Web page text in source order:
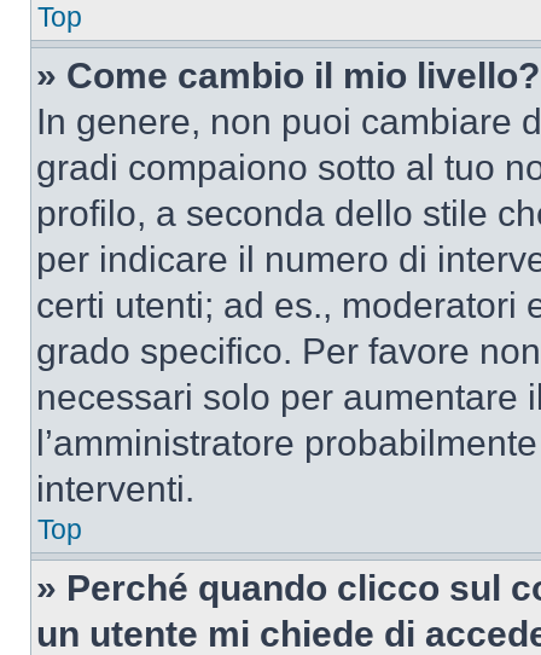
Top
» Come cambio il mio livello?
In genere, non puoi cambiare
gradi compaiono sotto al tuo
profilo, a seconda dello stile
per indicare il numero di
certi utenti; ad es., moderatori
grado specifico. Per favore
necessari solo per aumentare
l’amministratore
interventi.
Top
» Perché quando clicco sul
un utente mi chiede di